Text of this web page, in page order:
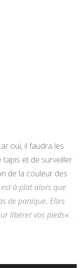
oui, il faudra les
tapis et de surveiller
de la couleur des
à plat alors que
de panique. Elles
libérer vos pieds« .